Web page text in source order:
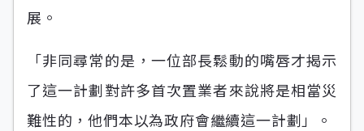
展。
「非同尋常的是，一位部長鬆動的嘴唇才揭示
了這一計劃對許多首次置業者來說將是相當災
難性的，他們本以為政府會繼續這一計劃」。